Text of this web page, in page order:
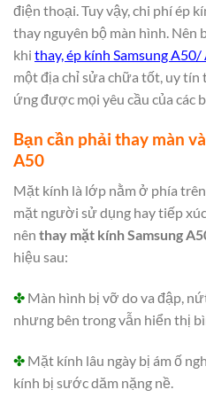
điện thoại. Tuy vậy, chi phí ép
thay nguyên bộ màn hình.
khi thay,ép kính Samsung A50/
một địa chỉ sửa chữa tốt, uy tín
ứng được mọi yêu cầu của các
Bạn cần phải thay màn
A50
Mặt kính là lớp nằm ở phía
mặt người sử dụng hay tiếp
nên thay mặt kính Samsung
hiệu sau:
✤ Màn hình bị vỡ do va đập,
nhưng bên trong vẫn hiển thị
✤ Mặt kính lâu ngày bị ám ố
kính bị sước dăm nặng nề.